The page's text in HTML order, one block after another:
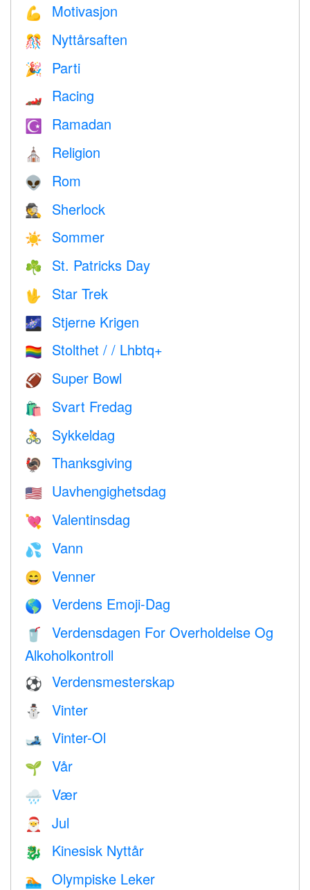
💪 Motivasjon
🎊 Nyttårsaften
🎉 Parti
🏎 Racing
☪️ Ramadan
⛪️ Religion
👽 Rom
🕵️ Sherlock
☀️ Sommer
☘️ St. Patricks Day
🖖 Star Trek
🌌 Stjerne Krigen
🏳️‍🌈 Stolthet / / Lhbtq+
🏈 Super Bowl
🛍 Svart Fredag
🚴 Sykkeldag
🦃 Thanksgiving
🇺🇸 Uavhengighetsdag
💘 Valentinsdag
💦 Vann
😄 Venner
🌎 Verdens Emoji-Dag
🥤
Verdensdagen For Overholdelse Og
Alkoholkontroll
⚽ Verdensmesterskap
⛄ Vinter
🎿 Vinter-Ol
🌱 Vår
🌧 Vær
🎅 Jul
🐉 Kinesisk Nyttår
🏊 Olympiske Leker